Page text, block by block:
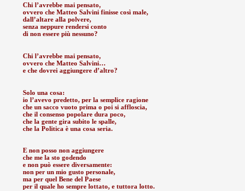
Chi l’avrebbe mai pensato,
ovvero che Matteo Salvini finisse così male,
dall’altare alla polvere,
senza neppure rendersi conto
di non essere più nessuno?
Chi l’avrebbe mai pensato,
ovvero che Matteo Salvini…
e che dovrei aggiungere d’altro?
Solo una cosa:
io l’avevo predetto, per la semplice ragione
che un sacco vuoto prima o poi si affloscia,
che il consenso popolare dura poco,
che la gente gira subito le spalle,
che la Politica è una cosa seria.
E non posso non aggiungere
che me la sto godendo
e non può essere diversamente:
non per un mio gusto personale,
ma per quel Bene del Paese
per il quale ho sempre lottato, e tuttora lotto.